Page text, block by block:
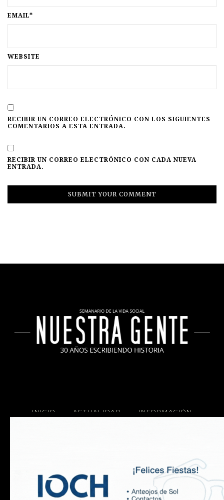
EMAIL*
WEBSITE
RECIBIR UN CORREO ELECTRÓNICO CON LOS SIGUIENTES
COMENTARIOS A ESTA ENTRADA.
RECIBIR UN CORREO ELECTRÓNICO CON CADA NUEVA
ENTRADA.
INICIO ACTUALIDAD INFORMACIÓN
Copyright 2025 Nuestra Gente.